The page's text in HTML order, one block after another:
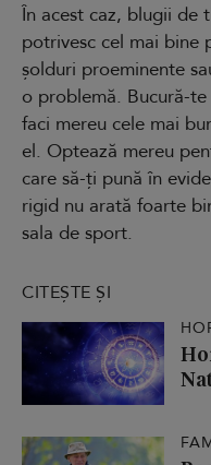
În acest caz, blugii de
potrivesc cel mai bine
șolduri proeminente
o problemă. Bucură-
faci mereu cele mai
el. Optează mereu
care să-ți pună în
rigid nu arată foarte
sala de sport.
CITEȘTE ȘI